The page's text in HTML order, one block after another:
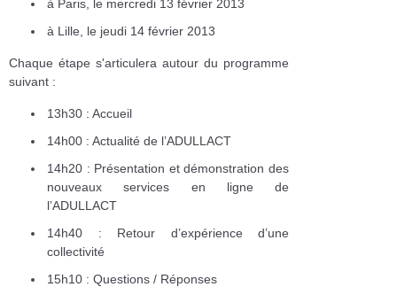
à Paris, le mercredi 13 février 2013
à Lille, le jeudi 14 février 2013
Chaque étape s'articulera autour du programme
suivant :
13h30 : Accueil
14h00 : Actualité de l’ADULLACT
14h20 : Présentation et démonstration des
nouveaux services en ligne de
l’ADULLACT
14h40 : Retour d’expérience d’une
collectivité
15h10 : Questions / Réponses